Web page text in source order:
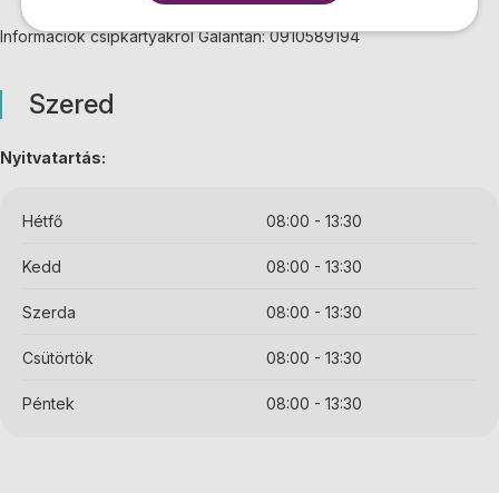
Információk csipkártyákról Galántán: 0910589194
Szered
Nyitvatartás:
Hétfő 08:00 - 13:30
Kedd 08:00 - 13:30
Szerda 08:00 - 13:30
Csütörtök 08:00 - 13:30
Péntek 08:00 - 13:30